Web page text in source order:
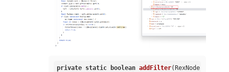
private static boolean addFilter(RexNode